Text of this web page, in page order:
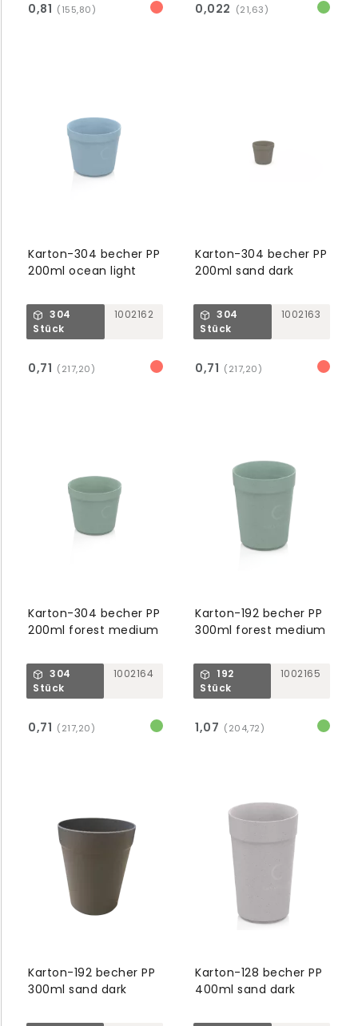
0,81 (155,80) 0,022 (21,63)
Karton-304 becher PP
200ml ocean light
304
Stück
1002162
0,71 (217,20)
Karton-304 becher PP
200ml sand dark
304
Stück
1002163
0,71 (217,20)
Karton-304 becher PP
200ml forest medium
304
Stück
1002164
0,71 (217,20)
Karton-192 becher PP
300ml forest medium
192
Stück
1002165
1,07 (204,72)
Karton-192 becher PP
300ml sand dark
Karton-128 becher PP
400ml sand dark